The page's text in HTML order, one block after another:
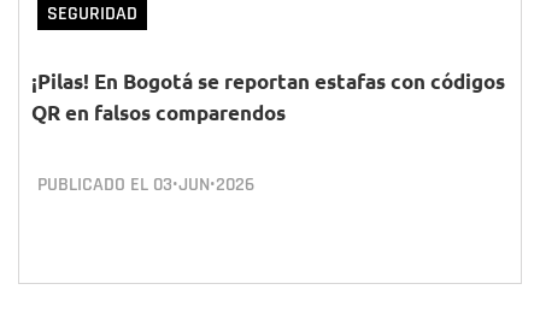
SEGURIDAD
¡Pilas! En Bogotá se reportan estafas con códigos
QR en falsos comparendos
PUBLICADO EL 03•JUN•2026